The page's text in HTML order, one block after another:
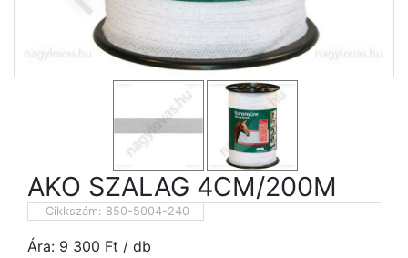
AKO SZALAG 4CM/200M
Cikkszám: 850-5004-240
Ára: 9 300 Ft / db